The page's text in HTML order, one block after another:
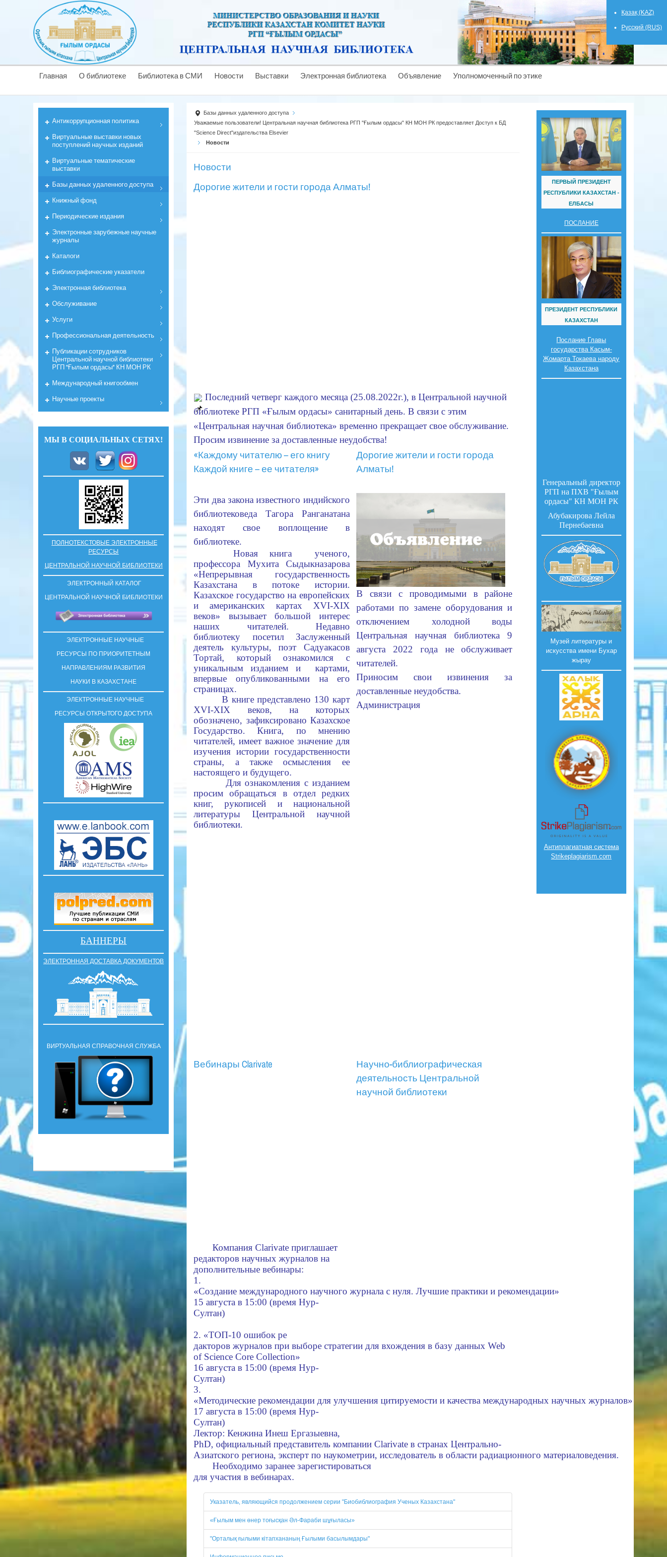
Қазақ (KAZ)
Русский (RUS)
Главная О библиотеке Библиотека в СМИ Новости Выставки Электронная библиотека Объявление Уполномоченный по этике
Базы данных удаленного доступа
Уважаемые пользователи! Центральная научная библиотека РГП "Ғылым ордасы" КН МОН РК предоставляет Доступ к БД
"Science Direct"издательства Elsevier
Новости
Новости
Дорогие жители и гости города Алматы!
Последний четверг каждого месяца (25.08.2022г.), в Центральной научной
библиотеке РГП «Ғылым ордасы» санитарный день. В связи с этим
«Центральная научная библиотека» временно прекращает свое обслуживание.
Просим извинение за доставленные неудобства!
«Каждому читателю – его книгу
Каждой книге – ее читателя»
Эти два закона известного индийского
библиотековеда Тагора Ранганатана
находят свое воплощение в
библиотеке.
Новая книга ученого,
профессора Мухита Сыдыкназарова
«Непрерывная государственность
Казахстана в потоке истории.
Казахское государство на европейских
и американских картах XVI-XIX
веков» вызывает большой интерес
наших читателей. Недавно
библиотеку посетил Заслуженный
деятель культуры, поэт Садуакасов
Тортай, который ознакомился с
уникальным изданием и картами,
впервые опубликованными на его
страницах.
В книге представлено 130 карт
XVI-XIX веков, на которых
обозначено, зафиксировано Казахское
Государство. Книга, по мнению
читателей, имеет важное значение для
изучения истории государственности
страны, а также осмысления ее
настоящего и будущего.
Для ознакомления с изданием
просим обращаться в отдел редких
книг, рукописей и национальной
литературы Центральной научной
библиотеки.
Дорогие жители и гости города
Алматы!
В связи с проводимыми в районе
работами по замене оборудования и
отключением холодной воды
Центральная научная библиотека 9
августа 2022 года не обслуживает
читателей.
Приносим свои извинения за
доставленные неудобства.
Администрация
Вебинары Clarivate
Компания Clarivate приглашает
редакторов научных журналов на
дополнительные вебинары:
1.
«Создание международного научного журнала с нуля. Лучшие практики и рекомендации»
15 августа в 15:00 (время Нур-
Султан)
2. «ТОП-10 ошибок ре
дакторов журналов при выборе стратегии для вхождения в базу данных Web
of Science Core Collection»
16 августа в 15:00 (время Нур-
Султан)
3.
«Методические рекомендации для улучшения цитируемости и качества международных научных журналов»
17 августа в 15:00 (время Нур-
Султан)
Лектор: Кенжина Инеш Ергазыевна,
PhD, официальный представитель компании Clarivate в странах Центрально-
Азиатского региона, эксперт по наукометрии, исследователь в области радиационного материаловедения.
Необходимо заранее зарегистироваться
для участия в вебинарах.
Научно-библиографическая
деятельность Центральной
научной библиотеки
Указатель, являющийся продолжением серии "Биобиблиография Ученых Казахстана"
«Ғылым мен өнер тоғысқан Әл-Фараби шұғыласы»
"Орталық ғылыми кітапхананың Ғылыми басылымдары"
ПЕРВЫЙ ПРЕЗИДЕНТ
РЕСПУБЛИКИ КАЗАХСТАН -
ЕЛБАСЫ
ПОСЛАНИЕ
ПРЕЗИДЕНТ РЕСПУБЛИКИ
КАЗАХСТАН
Послание Главы
государства Касым-
Жомарта Токаева народу
Казахстана
Генеральный директор
РГП на ПХВ "Ғылым
ордасы" КН МОН РК
Абубакирова Лейла
Пернебаевна
Музей литературы и
искусства имени Бухар
жырау
Антиплагиатная система
Strikeplagiarism.com
Антикоррyпционная политика
Виртуальные выставки новых
поступлений научных изданий
Виртуальные тематические
выставки
Базы данных удаленного доступа
Книжный фонд
Периодические издания
Электронные зарубежные научные
журналы
Каталоги
Библиографические указатели
Электронная библиотека
Обслуживание
Услуги
Профессиональная деятельность
Публикации сотрудников
Центральной научной библиотеки
РГП "Ғылым ордасы" КН МОН РК
Международный книгообмен
Научные проекты
МЫ В СОЦИАЛЬНЫХ СЕТЯХ!
ПОЛНОТЕКСТОВЫЕ ЭЛЕКТРОННЫЕ
РЕСУРСЫ
ЦЕНТРАЛЬНОЙ НАУЧНОЙ БИБЛИОТЕКИ
ЭЛЕКТРОННЫЙ КАТАЛОГ
ЦЕНТРАЛЬНОЙ НАУЧНОЙ БИБЛИОТЕКИ
ЭЛЕКТРОННЫЕ НАУЧНЫЕ
РЕСУРСЫ ПО ПРИОРИТЕТНЫМ
НАПРАВЛЕНИЯМ РАЗВИТИЯ
НАУКИ В КАЗАХСТАНЕ
ЭЛЕКТРОННЫЕ НАУЧНЫЕ
РЕСУРСЫ ОТКРЫТОГО ДОСТУПА
БАННЕРЫ
ЭЛЕКТРОННАЯ ДОСТАВКА ДОКУМЕНТОВ
ВИРТУАЛЬНАЯ СПРАВОЧНАЯ СЛУЖБА